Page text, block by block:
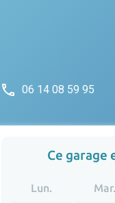
phone 06 14 08 59 95
Ce garage
Lun. Mar.